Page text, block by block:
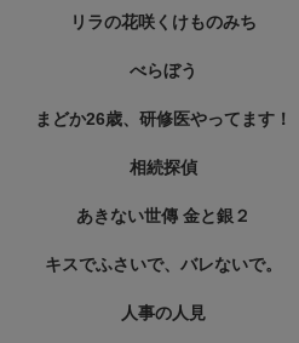
リラの花咲くけものみち
べらぼう
まどか26歳、研修医やってます！
相続探偵
あきない世傳 金と銀２
キスでふさいで、バレないで。
人事の人見